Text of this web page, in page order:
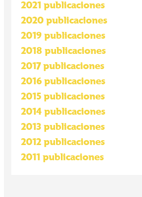
2021 publicaciones
2020 publicaciones
2019 publicaciones
2018 publicaciones
2017 publicaciones
2016 publicaciones
2015 publicaciones
2014 publicaciones
2013 publicaciones
2012 publicaciones
2011 publicaciones